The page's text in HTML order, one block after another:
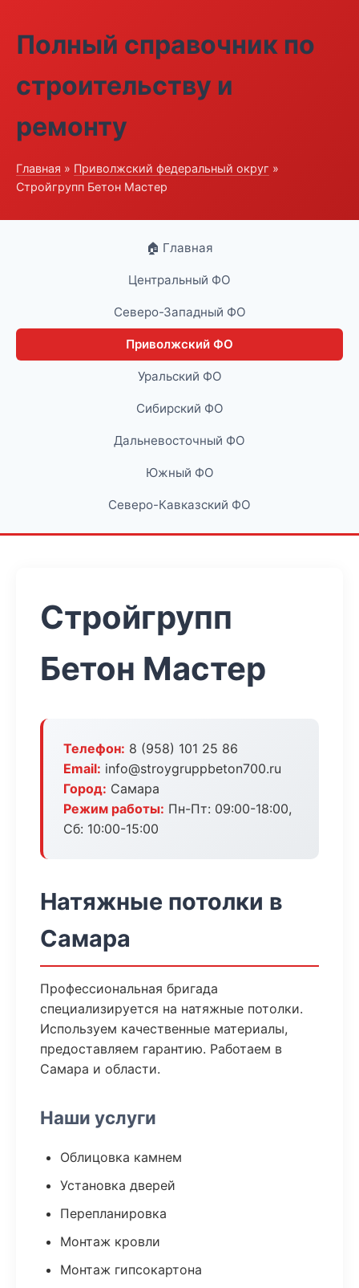
Полный справочник по
строительству и
ремонту
Главная » Приволжский федеральный округ »
Стройгрупп Бетон Мастер
🏠 Главная
Центральный ФО
Северо-Западный ФО
Приволжский ФО
Уральский ФО
Сибирский ФО
Дальневосточный ФО
Южный ФО
Северо-Кавказский ФО
Стройгрупп
Бетон Мастер
Телефон: 8 (958) 101 25 86
Email: info@stroygruppbeton700.ru
Город: Самара
Режим работы: Пн-Пт: 09:00-18:00,
Сб: 10:00-15:00
Натяжные потолки в
Самара
Профессиональная бригада
специализируется на натяжные потолки.
Используем качественные материалы,
предоставляем гарантию. Работаем в
Самара и области.
Наши услуги
Облицовка камнем
Установка дверей
Перепланировка
Монтаж кровли
Монтаж гипсокартона